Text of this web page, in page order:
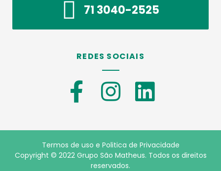
71 3040-2525
REDES SOCIAIS
Termos de uso e Politica de Privacidade
Copyright © 2022 Grupo São Matheus. Todos os direitos
reservados.